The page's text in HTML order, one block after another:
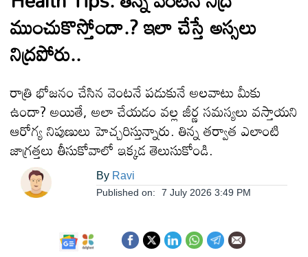
LIVE
తాజా
వార్తలు
తెలంగాణ
ఆంధ్రప్రదేశ్
జాతీయం
ముంచుకొస్తోందా.? ఇలా చేస్తే అస్సలు
నిద్రపోరు..
రాత్రి భోజనం చేసిన వెంటనే పడుకునే అలవాటు మీకు
ఉందా? అయితే, అలా చేయడం వల్ల జీర్ణ సమస్యలు వస్తాయని
ఆరోగ్య నిపుణులు హెచ్చరిస్తున్నారు. తిన్న తర్వాత ఎలాంటి
జాగ్రత్తలు తీసుకోవాలో ఇక్కడ తెలుసుకోండి.
By Ravi
Published on: 7 July 2026 3:49 PM